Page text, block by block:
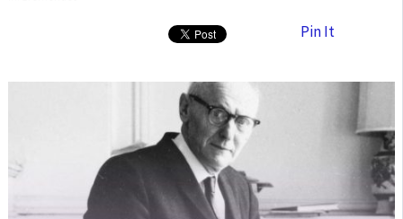
Pin It